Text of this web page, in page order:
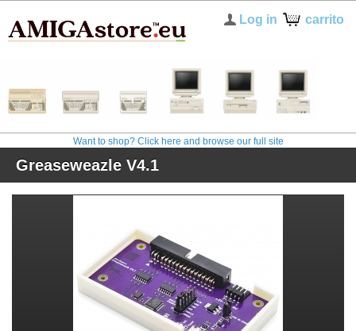
carrito
Log in
Want to shop? Click here and browse our full site
Greaseweazle V4.1